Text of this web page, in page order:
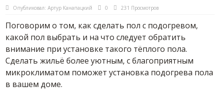
Опубликовал:Артур Канапацкий 0 231 Просмотров
Поговорим о том, как сделать пол с подогревом,
какой пол выбрать и на что следует обратить
внимание при установке такого тёплого пола.
Сделать жильё более уютным, с благоприятным
микроклиматом поможет установка подогрева пола
в вашем доме.